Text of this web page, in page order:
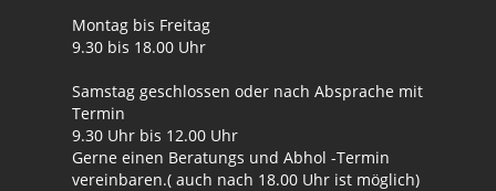
Montag bis Freitag
9.30 bis 18.00 Uhr
Samstag geschlossen oder nach Absprache mit
Termin
9.30 Uhr bis 12.00 Uhr
Gerne einen Beratungs und Abhol -Termin
vereinbaren.( auch nach 18.00 Uhr ist möglich)